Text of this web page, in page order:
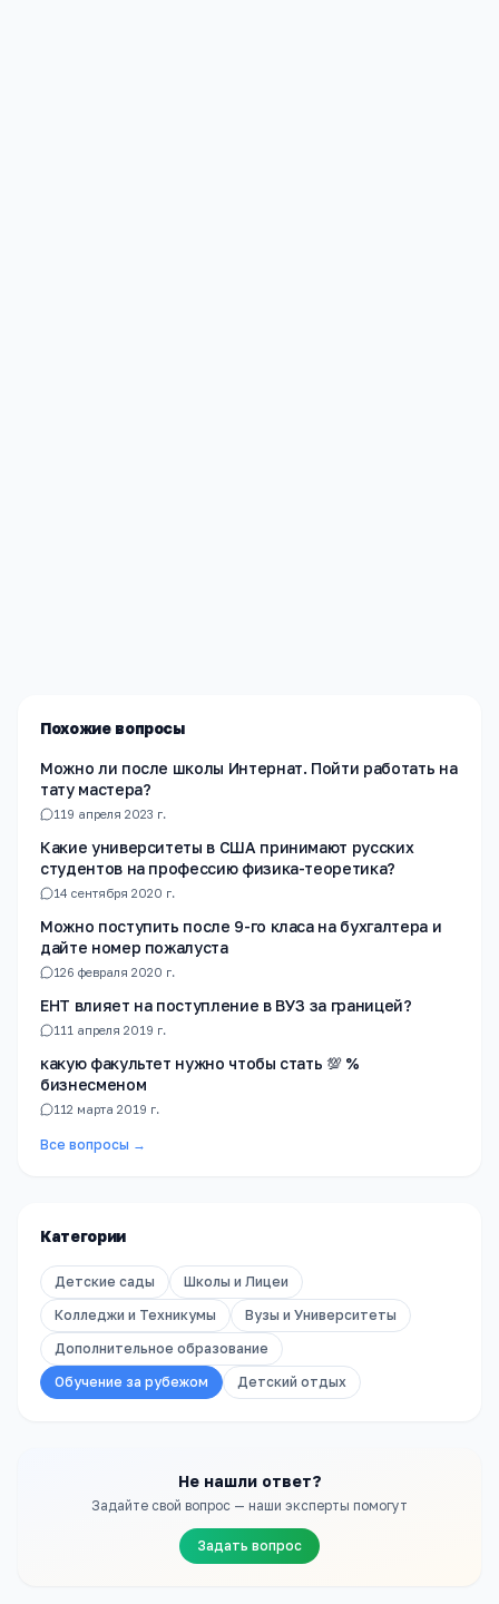
Похожие вопросы
Можно ли после школы Интернат. Пойти работать на
тату мастера?
1 19 апреля 2023 г.
Какие университеты в США принимают русских
студентов на профессию физика-теоретика?
14 сентября 2020 г.
Можно поступить после 9-го класа на бухгалтера и
дайте номер пожалуста
126 февраля 2020 г.
ЕНТ влияет на поступление в ВУЗ за границей?
1 11 апреля 2019 г.
какую факультет нужно чтобы стать 💯 %
бизнесменом
1 12 марта 2019 г.
Все вопросы →
Категории
Детские сады
Школы и Лицеи
Колледжи и Техникумы
Вузы и Университеты
Дополнительное образование
Обучение за рубежом
Детский отдых
Не нашли ответ?
Задайте свой вопрос — наши эксперты помогут
Задать вопрос